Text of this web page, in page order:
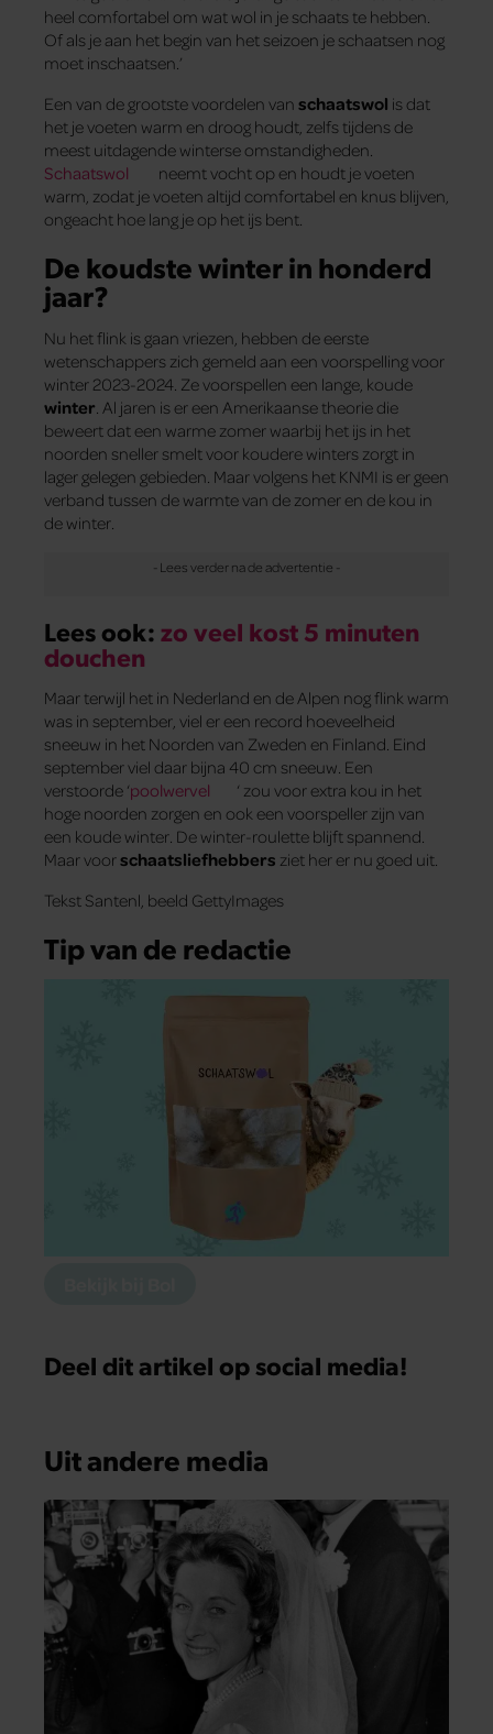
heel comfortabel om wat wol in je schaats te hebben.
Of als je aan het begin van het seizoen je schaatsen nog
moet inschaatsen.’
Een van de grootste voordelen van schaatswol is dat
het je voeten warm en droog houdt, zelfs tijdens de
meest uitdagende winterse omstandigheden.
Schaatswol
neemt vocht op en houdt je voeten
warm, zodat je voeten altijd comfortabel en knus blijven,
ongeacht hoe lang je op het ijs bent.
De koudste winter in honderd
jaar?
Nu het flink is gaan vriezen, hebben de eerste
wetenschappers zich gemeld aan een voorspelling voor
winter 2023-2024. Ze voorspellen een lange, koude
winter. Al jaren is er een Amerikaanse theorie die
beweert dat een warme zomer waarbij het ijs in het
noorden sneller smelt voor koudere winters zorgt in
lager gelegen gebieden. Maar volgens het KNMI is er geen
verband tussen de warmte van de zomer en de kou in
de winter.
Lees ook:zo veel kost 5 minuten
douchen
Maar terwijl het in Nederland en de Alpen nog flink warm
was in september, viel er een record hoeveelheid
sneeuw in het Noorden van Zweden en Finland. Eind
september viel daar bijna 40 cm sneeuw. Een
verstoorde ‘poolwervel
‘ zou voor extra kou in het
hoge noorden zorgen en ook een voorspeller zijn van
een koude winter. De winter-roulette blijft spannend.
Maar voorschaatsliefhebbers ziet her er nu goed uit.
Tekst Santenl, beeld GettyImages
Tip van de redactie
Deel dit artikel op social media!
Uit andere media